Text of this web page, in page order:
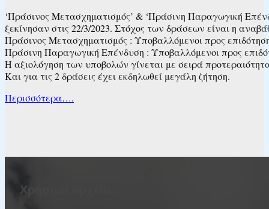
‘Πράσινος Μετασχηματισμός’ & ‘Πράσινη Παραγωγική
ξεκίνησαν στις 22/3/2023. Στόχος των δράσεων είναι η
Πράσινος Μετασχηματισμός : Υποβαλλόμενοι προς
Πράσινη Παραγωγική Επένδυση : Υποβαλλόμενοι προς
Η αξιολόγηση των υποβολών γίνεται με σειρά
Και για τις 2 δράσεις έχει εκδηλωθεί μεγάλη ζήτηση.
Περισσότερα….
Χρήσιμα αρχεία